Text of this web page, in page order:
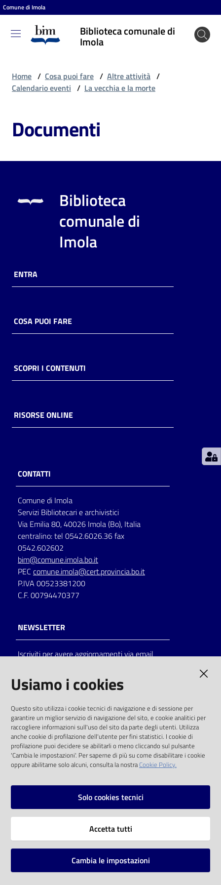
Vai al contenuto
Vai alla navigazione
Vai al footer
Comune di Imola
Biblioteca comunale di
Imola
Biblioteca
comunale
puoi
Risorse
online
Casa
Piani
storico
per
lettura
Seguici
su
Catalogo
on line
Eventi
Chiedi al
bibliotecario
Home / Cosa puoi fare / Altre attività /
Calendario eventi / La vecchia e la morte
Documenti
Biblioteca
comunale di
Imola
ENTRA
COSA PUOI FARE
SCOPRI I CONTENUTI
RISORSE ONLINE
CONTATTI
Comune di Imola
Servizi Bibliotecari e archivistici
Via Emilia 80, 40026 Imola (Bo), Italia
centralino: tel 0542.6026.36 fax
0542.602602
bim@comune.imola.bo.it
PEC comune.imola@cert.provincia.bo.it
P.IVA 00523381200
C.F. 00794470377
NEWSLETTER
Iscriviti per avere aggiornamenti via email
solo alle condizioni previste dalla direttiva
comunitaria 2003/98/CE e dal d.lgs. 36/2006
SOCIAL
Instagram
Vai alla pagina
Mappa del sito
Usiamo i cookies
Questo sito utilizza i cookie tecnici di navigazione e di sessione per
garantire un miglior servizio di navigazione del sito, e cookie analitici per
raccogliere informazioni sull'uso del sito da parte degli utenti. Utilizza
anche cookie di profilazione dell'utente per fini statistici. I cookie di
profilazione puoi decidere se abilitarli o meno cliccando sul pulsante
'Cambia le impostazioni'. Per saperne di più su come disabilitare i cookie
oppure abilitarne solo alcuni, consulta la nostraCookie Policy.
Solo cookies tecnici
Accetta tutti
Cambia le impostazioni